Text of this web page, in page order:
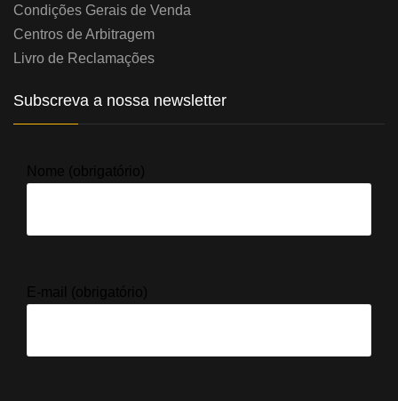
Condições Gerais de Venda
Centros de Arbitragem
Livro de Reclamações
Subscreva a nossa newsletter